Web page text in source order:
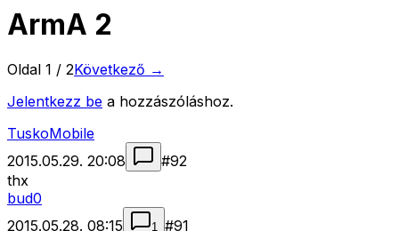
ArmA 2
Oldal 1 / 2Következő →
Jelentkezz be a hozzászóláshoz.
TuskoMobile
2015.05.29. 20:08
#92
thx
bud0
2015.05.28. 08:15
1 #91